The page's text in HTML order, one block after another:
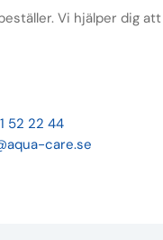
Vi hjälper dig
52 22 44
care.se